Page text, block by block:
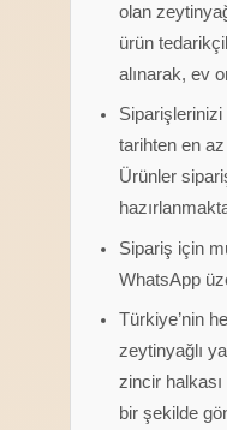
olan
ürün
alınarak, ev
tarihten en
Ürünler
Sipariş için
WhatsApp
Türkiye’nin
zeytinyağlı
zincir
bir şekilde